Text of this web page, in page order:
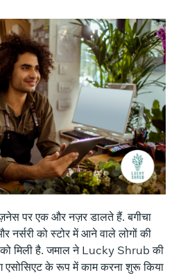
पर एक और नज़र डालते हैं. बगीचा
नर्सरी को स्टोर में आने वाले लोगों की
मिली है. जमाल ने Lucky Shrub की
एसोसिएट के रूप में काम करना शुरू किया